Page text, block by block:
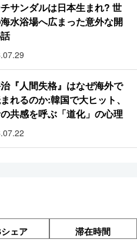
サンダルは日本生まれ? 世
水浴場へ広まった意外な開
『人間失格』はなぜ海外で
れるのか:韓国で大ヒット、
共感を呼ぶ「道化」の心理
ェア 滞在時間